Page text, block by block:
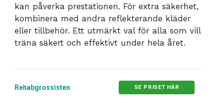
kan påverka prestationen. För extra säkerhet,
kombinera med andra reflekterande kläder
eller tillbehör. Ett utmärkt val för alla som vill
träna säkert och effektivt under hela året.
Rehabgrossisten SE PRISET HÄR